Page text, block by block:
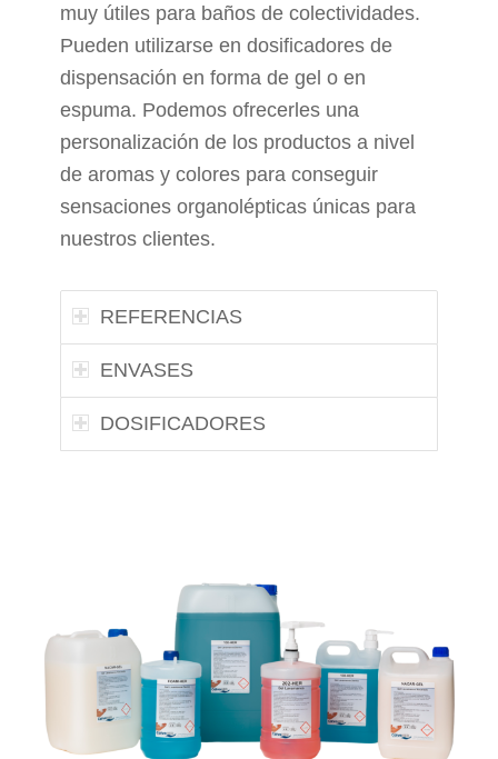
muy útiles para baños de colectividades.
Pueden utilizarse en dosificadores de
dispensación en forma de gel o en
espuma. Podemos ofrecerles una
personalización de los productos a nivel
de aromas y colores para conseguir
sensaciones organolépticas únicas para
nuestros clientes.
REFERENCIAS
ENVASES
DOSIFICADORES